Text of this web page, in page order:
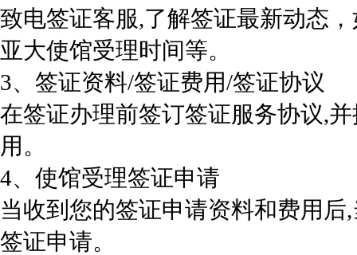
致电签证客服,了解签证最新动态
亚大使馆受理时间等。
3、签证资料/签证费用/签证协议
在签证办理前签订签证服务协议,
用。
4、使馆受理签证申请
当收到您的签证申请资料和费用
签证申请。